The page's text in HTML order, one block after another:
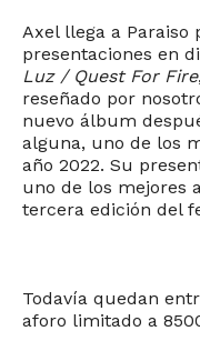
Axel llega a
presentaciones en
Luz / Quest For Fire
reseñado por
nuevo álbum
alguna, uno de los
año 2022. Su
uno de los mejores
tercera edición del
Todavía quedan
aforo limitado a